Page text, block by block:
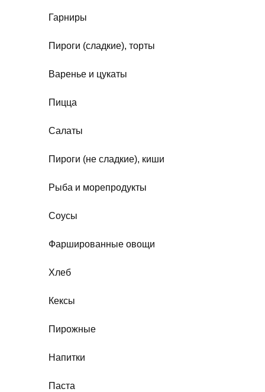
Гарниры
Пироги (сладкие), торты
Варенье и цукаты
Пицца
Салаты
Пироги (не сладкие), киши
Рыба и морепродукты
Соусы
Фаршированные овощи
Хлеб
Кексы
Пирожные
Напитки
Паста